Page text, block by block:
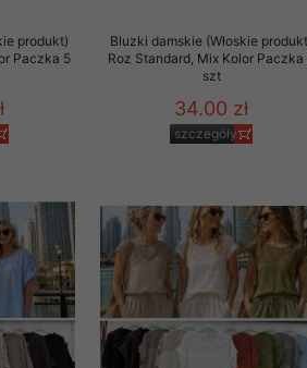
produkt)
Paczka 5
Bluzki damskie (Włoskie
Roz Standard, Mix Kolor Paczka
szt
34.00 zł
szczegóły
jeżeli potwierdzi wyraźnie
o aktualnych promocjach,
ochrony Państwa prywatności, w